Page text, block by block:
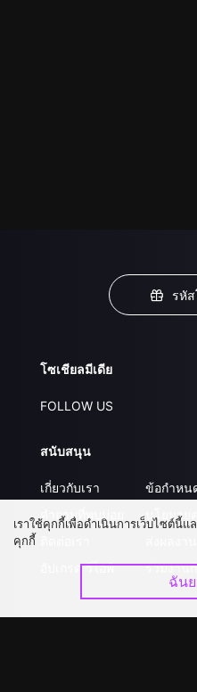
รหั
โซเชียลมีเดีย
FOLLOW US
สนับสนุน
เกี่ยวกับเรา
คำถามที่พบบ่อย
อัปเกรด วีไอพี
ข้อกำหน
นโยบาย
ร่วมงาน
เราใช้คุกกี้เพื่อดำเนินการเว็บไซต์นี้
คุกกี้
ฉัน